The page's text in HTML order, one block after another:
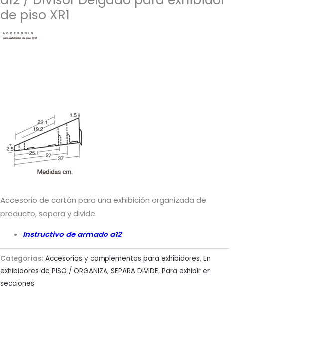
de piso XR1
Accesorio de cartón para una exhibición organizada de
producto, separa y divide.
Instructivo de armado a12
Categorías: Accesorios y complementos para exhibidores, En
exhibidores de PISO / ORGANIZA, SEPARA DIVIDE, Para exhibir en
secciones